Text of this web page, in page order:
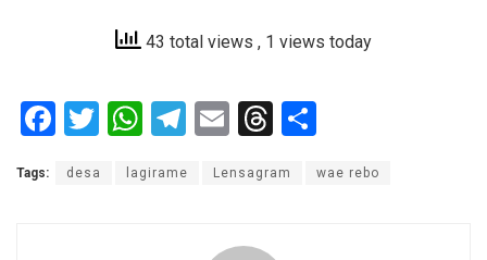
43 total views , 1 views today
F
ce
T
W
at
T
e
E
ail
T
e
ar
Tags: desa lagirame Lensagram wae rebo